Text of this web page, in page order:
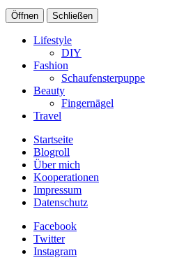
Öffnen Schließen
Lifestyle
DIY
Fashion
Schaufensterpuppe
Beauty
Fingernägel
Travel
Startseite
Blogroll
Über mich
Kooperationen
Impressum
Datenschutz
Facebook
Twitter
Instagram